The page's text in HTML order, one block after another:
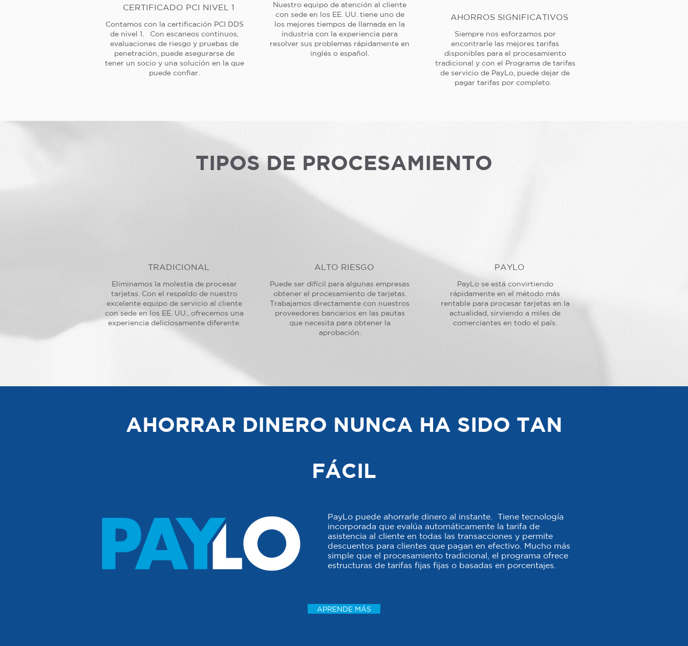
CERTIFICADO PCI NIVEL 1
Contamos con la certificación PCI DDS
de nivel 1. Con escaneos continuos,
evaluaciones de riesgo y pruebas de
penetración, puede asegurarse de
tener un socio y una solución en la que
puede confiar.
Nuestro equipo de atención al cliente
con sede en los EE. UU. tiene uno de
los mejores tiempos de llamada en la
industria con la experiencia para
resolver sus problemas rápidamente en
inglés o español.
AHORROS SIGNIFICATIVOS
Siempre nos esforzamos por
encontrarle las mejores tarifas
disponibles para el procesamiento
tradicional y con el Programa de tarifas
de servicio de PayLo, puede dejar de
pagar tarifas por completo.
TIPOS DE PROCESAMIENTO
TRADICIONAL
Eliminamos la molestia de procesar
tarjetas. Con el respaldo de nuestro
excelente equipo de servicio al cliente
con sede en los EE. UU., ofrecemos una
experiencia deliciosamente diferente.
ALTO RIESGO
Puede ser difícil para algunas empresas
obtener el procesamiento de tarjetas.
Trabajamos directamente con nuestros
proveedores bancarios en las pautas
que necesita para obtener la
aprobación.
PAYLO
PayLo se está convirtiendo
rápidamente en el método más
rentable para procesar tarjetas en la
actualidad, sirviendo a miles de
comerciantes en todo el país.
AHORRAR DINERO NUNCA HA SIDO TAN
FÁCIL
PayLo puede ahorrarle dinero al instante. Tiene tecnología
incorporada que evalúa automáticamente la tarifa de
asistencia al cliente en todas las transacciones y permite
descuentos para clientes que pagan en efectivo. Mucho más
simple que el procesamiento tradicional, el programa ofrece
estructuras de tarifas fijas fijas o basadas en porcentajes.
APRENDE MÁS